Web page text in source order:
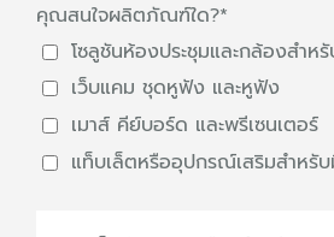
คุณสนใจผลิตภัณฑ์ใด?*
โซลูชันห้องประชุมและกล้องสำหรั
เว็บแคม ชุดหูฟัง และหูฟัง
เมาส์ คีย์บอร์ด และพรีเซนเตอร์
แท็บเล็ตหรืออุปกรณ์เสริมสำหรั